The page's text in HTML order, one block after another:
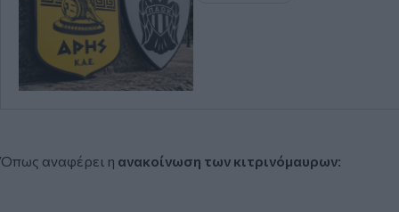
Όπως αναφέρει η ανακοίνωση των κιτρινόμαυρων: